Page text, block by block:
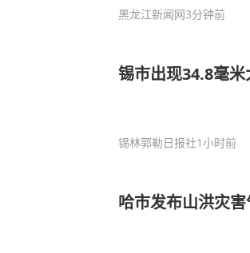
黑龙江新闻网3分钟前
锡市出现34.8毫米
锡林郭勒日报社1小时前
哈市发布山洪灾